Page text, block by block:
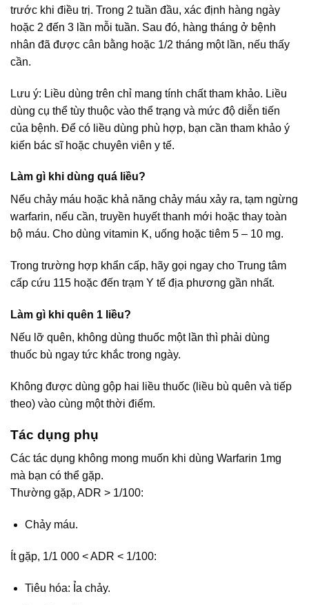
trước khi điều trị. Trong 2 tuần đầu, xác định hàng ngày
hoặc 2 đến 3 lần mỗi tuần. Sau đó, hàng tháng ở bệnh
nhân đã được cân bằng hoặc 1/2 tháng một lần, nếu thấy
cần.
Lưu ý: Liều dùng trên chỉ mang tính chất tham khảo. Liều
dùng cụ thể tùy thuộc vào thể trạng và mức độ diễn tiến
của bệnh. Để có liều dùng phù hợp, bạn cần tham khảo ý
kiến bác sĩ hoặc chuyên viên y tế.
Làm gì khi dùng quá liều?
Nếu chảy máu hoặc khả năng chảy máu xảy ra, tạm ngừng
warfarin, nếu cần, truyền huyết thanh mới hoặc thay toàn
bộ máu. Cho dùng vitamin K, uống hoặc tiêm 5 – 10 mg.
Trong trường hợp khẩn cấp, hãy gọi ngay cho Trung tâm
cấp cứu 115 hoặc đến trạm Y tế địa phương gần nhất.
Làm gì khi quên 1 liều?
Nếu lỡ quên, không dùng thuốc một lần thì phải dùng
thuốc bù ngay tức khắc trong ngày.
Không được dùng gộp hai liều thuốc (liều bù quên và tiếp
theo) vào cùng một thời điểm.
Tác dụng phụ
Các tác dụng không mong muốn khi dùng Warfarin 1mg
mà bạn có thể gặp.
Thường gặp, ADR > 1/100:
Chảy máu.
Ít gặp, 1/1 000 < ADR < 1/100:
Tiêu hóa: Ỉa chảy.